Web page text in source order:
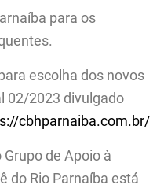
para os
escolha dos novos
02/2023 divulgado
cbhparnaiba.com.br/
de Apoio à
do Rio Parnaíba está